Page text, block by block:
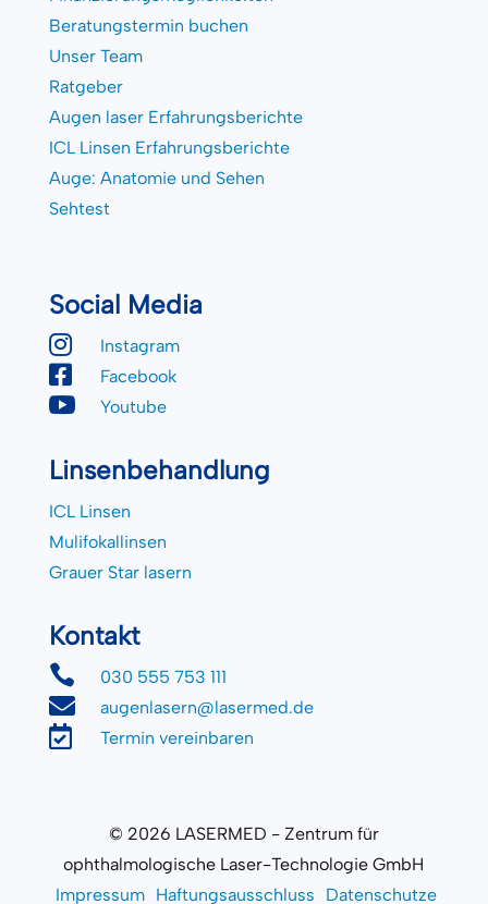
Beratungstermin buchen
Unser Team
Ratgeber
Augen laser Erfahrungsberichte
ICL Linsen Erfahrungsberichte
Auge: Anatomie und Sehen
Sehtest
Social Media
 Instagram
 Facebook
 Youtube
Linsenbehandlung
ICL Linsen
Mulifokallinsen
Grauer Star lasern
Kontakt
 030 555 753 111
 augenlasern@lasermed.de
 Termin vereinbaren
© 2026 LASERMED - Zentrum für
ophthalmologische Laser-Technologie GmbH
Impressum Haftungsausschluss Datenschutze